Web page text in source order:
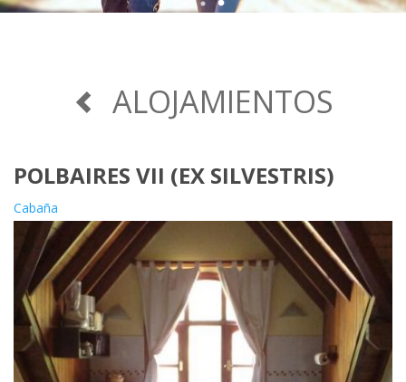
ALOJAMIENTOS
POLBAIRES VII (EX SILVESTRIS)
Cabaña